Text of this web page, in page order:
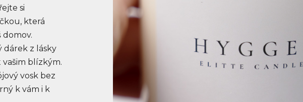
si
která
domov.
dárek z lásky
blízkým.
vosk bez
k vám i k